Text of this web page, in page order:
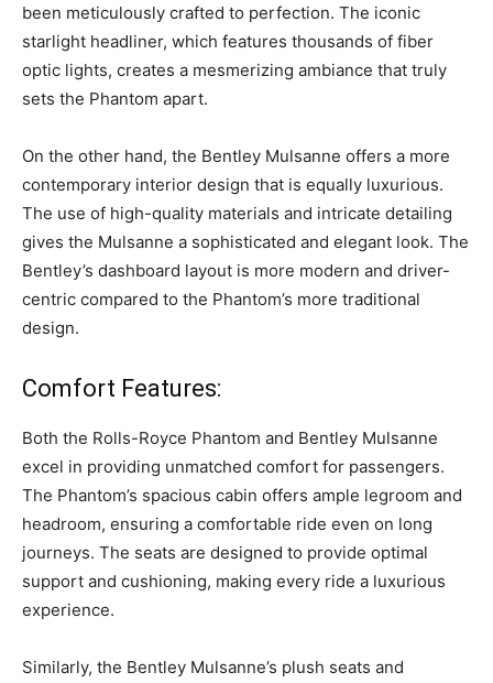
been meticulously crafted to perfection. The iconic
starlight headliner, which features thousands of fiber
optic lights, creates a mesmerizing ambiance that truly
sets the Phantom apart.
On‌ the‍ other hand, the Bentley Mulsanne offers a more‌
contemporary interior design that is equally luxurious.
The use ‍of high-quality materials‍ and intricate detailing
gives the Mulsanne a sophisticated and elegant look. The
Bentley’s dashboard layout is more modern and⁤ driver-
centric compared to the Phantom’s more traditional
design.
Comfort Features:
Both the ⁢Rolls-Royce Phantom ⁢and Bentley Mulsanne
excel in providing unmatched ⁤comfort ‍for passengers.
The Phantom’s spacious cabin offers⁢ ample legroom and⁢
headroom, ensuring a comfortable ride even on long
journeys. The seats are designed to provide optimal
support and cushioning, making every ride a luxurious
experience.
Similarly, the​ Bentley Mulsanne’s plush seats and